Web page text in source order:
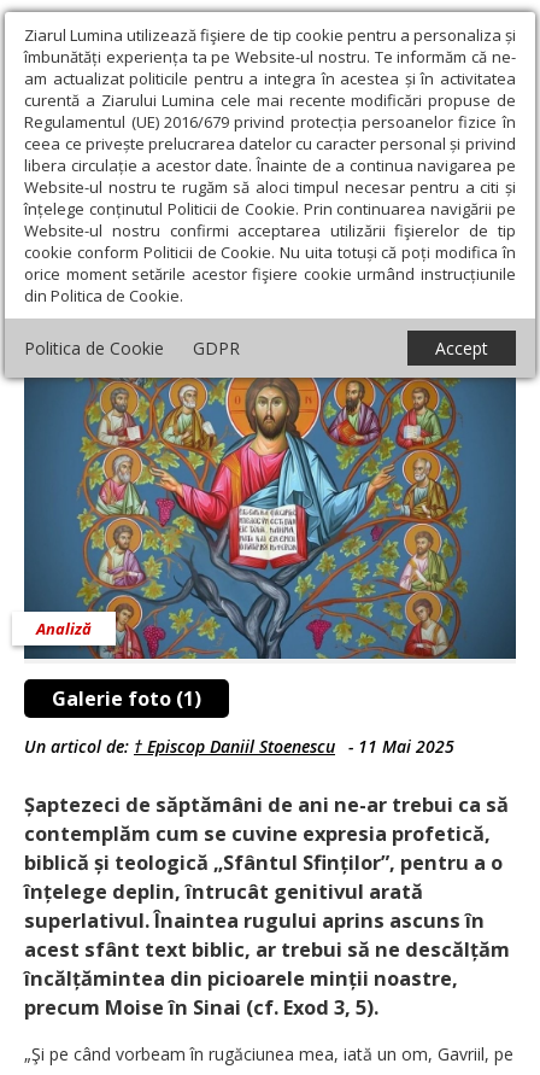
Ziarul Lumina utilizează fişiere de tip cookie pentru a personaliza și
îmbunătăți experiența ta pe Website-ul nostru. Te informăm că ne-
am actualizat politicile pentru a integra în acestea și în activitatea
curentă a Ziarului Lumina cele mai recente modificări propuse de
Regulamentul (UE) 2016/679 privind protecția persoanelor fizice în
ceea ce privește prelucrarea datelor cu caracter personal și privind
libera circulație a acestor date. Înainte de a continua navigarea pe
Website-ul nostru te rugăm să aloci timpul necesar pentru a citi și
înțelege conținutul Politicii de Cookie. Prin continuarea navigării pe
Website-ul nostru confirmi acceptarea utilizării fişierelor de tip
cookie conform Politicii de Cookie. Nu uita totuși că poți modifica în
orice moment setările acestor fişiere cookie urmând instrucțiunile
din Politica de Cookie.
Politica de Cookie GDPR Accept
Ziarul Lumina › Societate › Analiză › Iisus Hristos - „Sfântul
Sfinților”
Iisus Hristos - „Sfântul Sfinților”
Galerie foto (1)
Analiză
Un articol de: † Episcop Daniil Stoenescu - 11 Mai 2025
Șaptezeci de săptămâni de ani ne-ar trebui ca să
contemplăm cum se cuvine expresia profetică,
biblică și teologică „Sfântul Sfinților”, pentru a o
înțelege deplin, întrucât genitivul arată
superlativul. Înaintea rugului aprins ascuns în
acest sfânt text biblic, ar trebui să ne descălțăm
încălțămintea din picioarele minții noastre,
precum Moise în Sinai (cf. Exod 3, 5).
„Şi pe când vorbeam în rugăciunea mea, iată un om, Gavriil, pe